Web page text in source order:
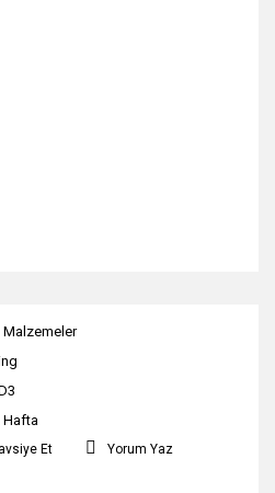
Malzemeler
Hafta
Et Yorum Yaz